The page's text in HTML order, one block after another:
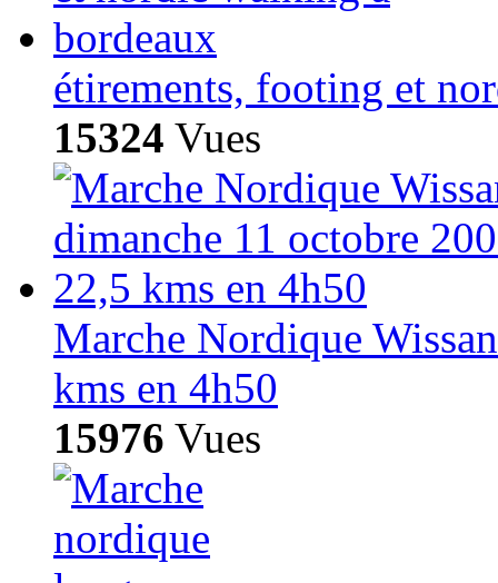
étirements, footing et
15324 Vues
Marche Nordique
kms en 4h50
15976 Vues